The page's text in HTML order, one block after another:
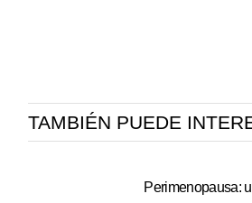
TAMBIÉN PUEDE
Perimenopausa: